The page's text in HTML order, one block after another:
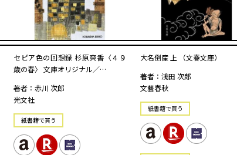
セピア色の回想録 杉原爽香〈４９
歳の春〉 文庫オリジナル／…
著者：赤川 次郎
光文社
紙書籍で買う
大名倒産 上 （文春文庫）
著者：浅田 次郎
文藝春秋
紙書籍で買う